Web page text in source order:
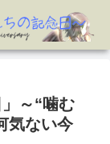
～“噛む
気ない今